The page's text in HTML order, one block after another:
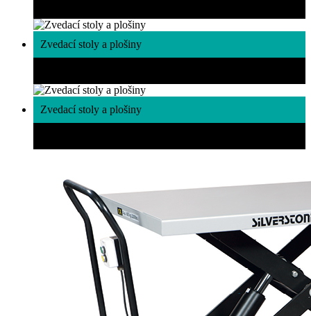
Zvedací stoly a plošiny
Zvedací stoly a plošiny